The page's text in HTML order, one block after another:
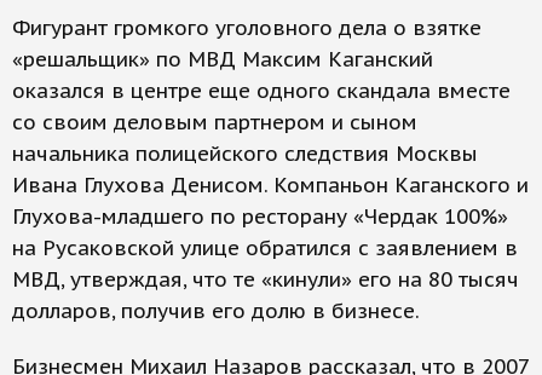
Фигурант громкого уголовного дела о взятке
«решальщик» по МВД Максим Каганский
оказался в центре еще одного скандала вместе
со своим деловым партнером и сыном
начальника полицейского следствия Москвы
Ивана Глухова Денисом. Компаньон Каганского и
Глухова-младшего по ресторану «Чердак 100%»
на Русаковской улице обратился с заявлением в
МВД, утверждая, что те «кинули» его на 80 тысяч
долларов, получив его долю в бизнесе.
Бизнесмен Михаил Назаров рассказал, что в 2007